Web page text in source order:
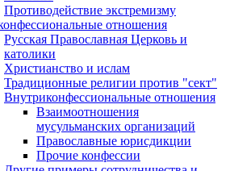
Противодействие экстремизму
отношения
Русская Православная Церковь и
католики
Христианство и ислам
Традиционные религии против "сект"
Внутриконфессиональные отношения
Взаимоотношения
мусульманских организаций
Православные юрисдикции
Прочие конфессии